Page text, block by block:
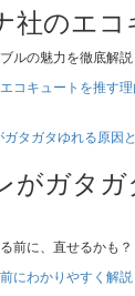
社のエ
ルの魅力を徹底解説
コキュートを推す理
がガタ
前に、直せるかも？
にわかりやすく解説